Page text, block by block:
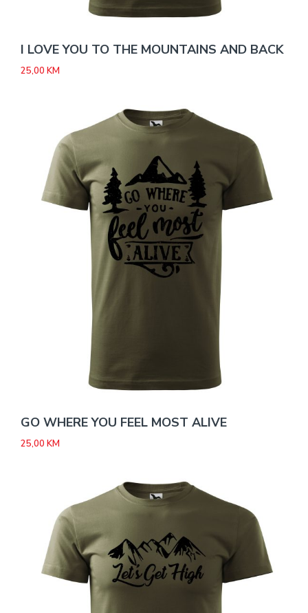
I LOVE YOU TO THE MOUNTAINS AND BACK
25,00 KM
GO WHERE YOU FEEL MOST ALIVE
25,00 KM